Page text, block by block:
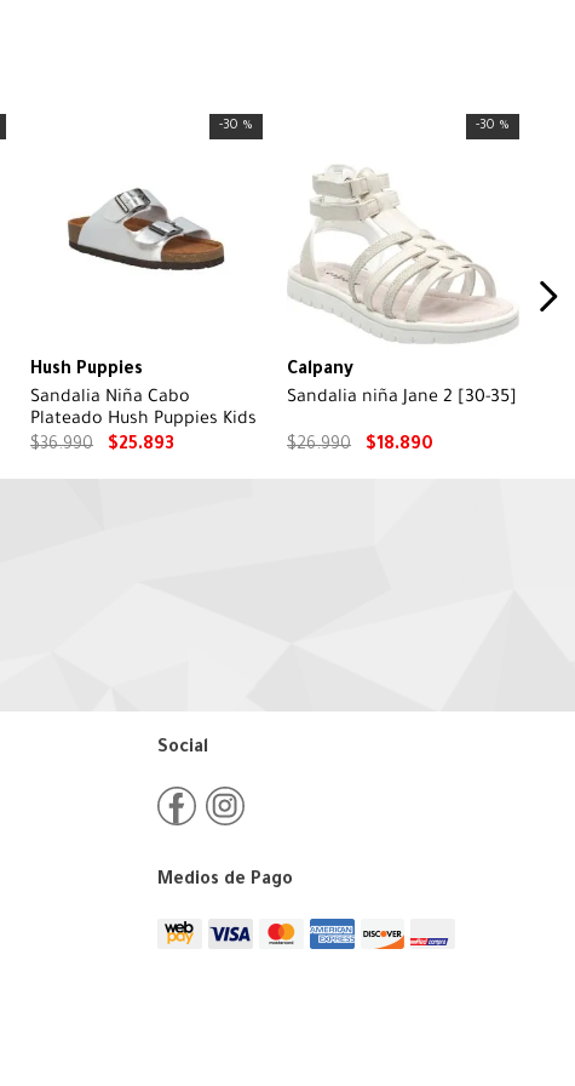
-30 %
Hush Puppies
Sandalia Niña Cabo
Plateado Hush Puppies Kids
$36.990 $25.893
-30 %
Calpany
Sandalia niña Jane 2 [30-35]
$26.990 $18.890
Social
Medios de Pago